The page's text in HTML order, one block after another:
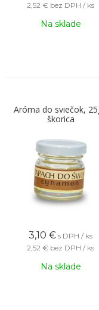
2,52 € bez DPH / ks
Na sklade
Aróma do sviečok,
škorica
3,10 € s DPH / ks
2,52 € bez DPH / ks
Na sklade